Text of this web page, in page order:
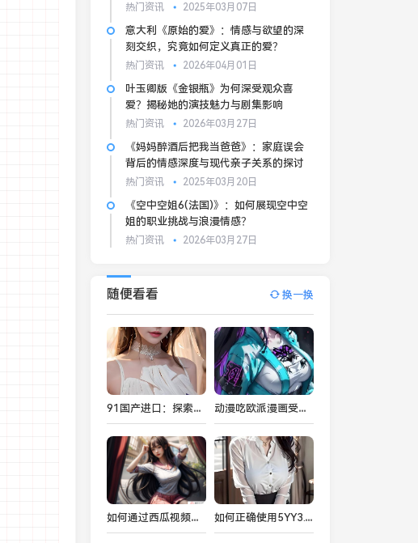
热门资讯 2025年03月07日
意大利《原始的爱》：情感与欲望的深
刻交织，究竟如何定义真正的爱？
热门资讯 2026年04月01日
叶玉卿版《金银瓶》为何深受观众喜
爱？揭秘她的演技魅力与剧集影响
热门资讯 2026年03月27日
《妈妈醉酒后把我当爸爸》：家庭误会
背后的情感深度与现代亲子关系的探讨
热门资讯 2025年03月20日
《空中空姐6(法国)》：如何展现空中空
姐的职业挑战与浪漫情感？
热门资讯 2026年03月27日
随便看看 换一换
91国产进口：探索中国本土品牌与全球市场的融合与发展 动漫吃欧派漫画受欢迎的原因是什么？看完你可能会有新的看法！
如何通过西瓜视频免费观看樱花电影大全？值得一试的观影技巧与平台推荐 如何正确使用5YY3.CNV7Y7.CC代码？解析它在网络中的重要作用与安全性保障